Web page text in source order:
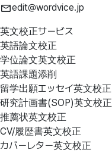
edit@wordvice.jp
英文校正サービス
英語論文校正
学位論文英文校正
英語課題添削
留学出願エッセイ英文校正
研究計画書(SOP)英文校正
推薦状英文校正
CV/履歴書英文校正
カバーレター英文校正